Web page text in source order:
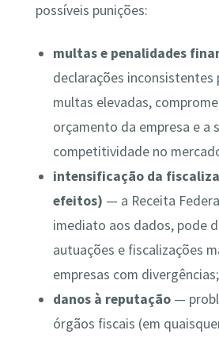
possíveis punições:
multas e penalidades
declarações inconsistentes
multas elevadas,
orçamento da empresa e a
competitividade no
intensificação da
efeitos) — a Receita
imediato aos dados, pode
autuações e fiscalizações
empresas com divergências;
danos à reputação —
órgãos fiscais (em